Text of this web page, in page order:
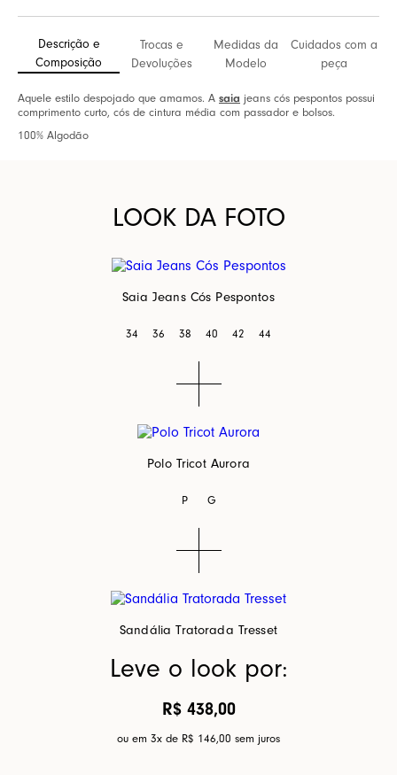
Descrição e
Composição
Trocas e
Devoluções
Medidas da
Modelo
Cuidados com a
peça
Aquele estilo despojado que amamos. A saia jeans cós pespontos possui
comprimento curto, cós de cintura média com passador e bolsos.
100% Algodão
LOOK DA FOTO
Saia Jeans Cós Pespontos
34 36 38 40 42 44
Polo Tricot Aurora
P G
Sandália Tratorada Tresset
Leve o look por:
R$ 438,00
ou em 3x de R$ 146,00 sem juros